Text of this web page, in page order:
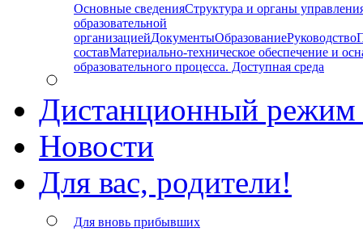
Основные сведенияСтруктура и органы
образовательной
организациейДокументыОбразованиеРуководство
составМатериально-техническое обеспечение и
образовательного процесса. Доступная среда
Дистанционный режим
Новости
Для вас, родители!
Для вновь прибывших